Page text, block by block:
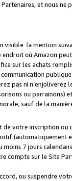
et nous
la mention
où Amazon
sur les achats
pas ni
ou parrainons)
sauf de la
de votre inscription
(automatiquement
moins 7 jours
compte sur le Site
ou suspendre